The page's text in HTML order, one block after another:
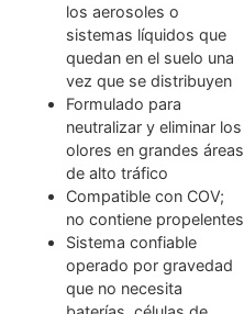
los aerosoles o
sistemas líquidos que
quedan en el suelo una
vez que se distribuyen
Formulado para
neutralizar y eliminar los
olores en grandes áreas
de alto tráfico
Compatible con COV;
no contiene propelentes
Sistema confiable
operado por gravedad
que no necesita